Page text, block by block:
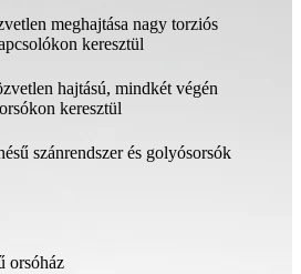
meghajtása nagy torziós
keresztül
hajtású, mindkét végén
keresztül
szánrendszer és golyósorsók
orsóház